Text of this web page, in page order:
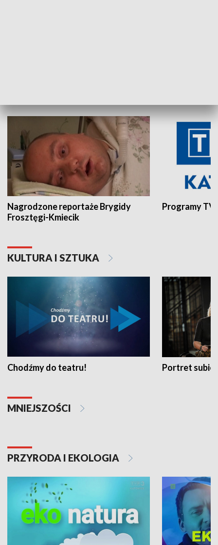
Nagrodzone reportaże Brygidy
Frosztęgi-Kmiecik
Programy
KULTURA I SZTUKA
Chodźmy do teatru! Portret
MNIEJSZOŚCI
PRZYRODA I EKOLOGIA